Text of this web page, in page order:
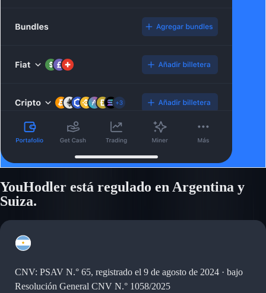
YouHodler está regulado en Argentina y
Suiza.
CNV: PSAV N.° 65, registrado el 9 de agosto de 2024 · bajo
Resolución General CNV N.° 1058/2025